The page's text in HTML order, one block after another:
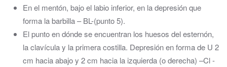
En el mentón, bajo el labio inferior, en la depresión que
forma la barbilla – BL-(punto 5).
El punto en dónde se encuentran los huesos del esternón,
la clavícula y la primera costilla. Depresión en forma de U 2
cm hacia abajo y 2 cm hacia la izquierda (o derecha) –Cl -